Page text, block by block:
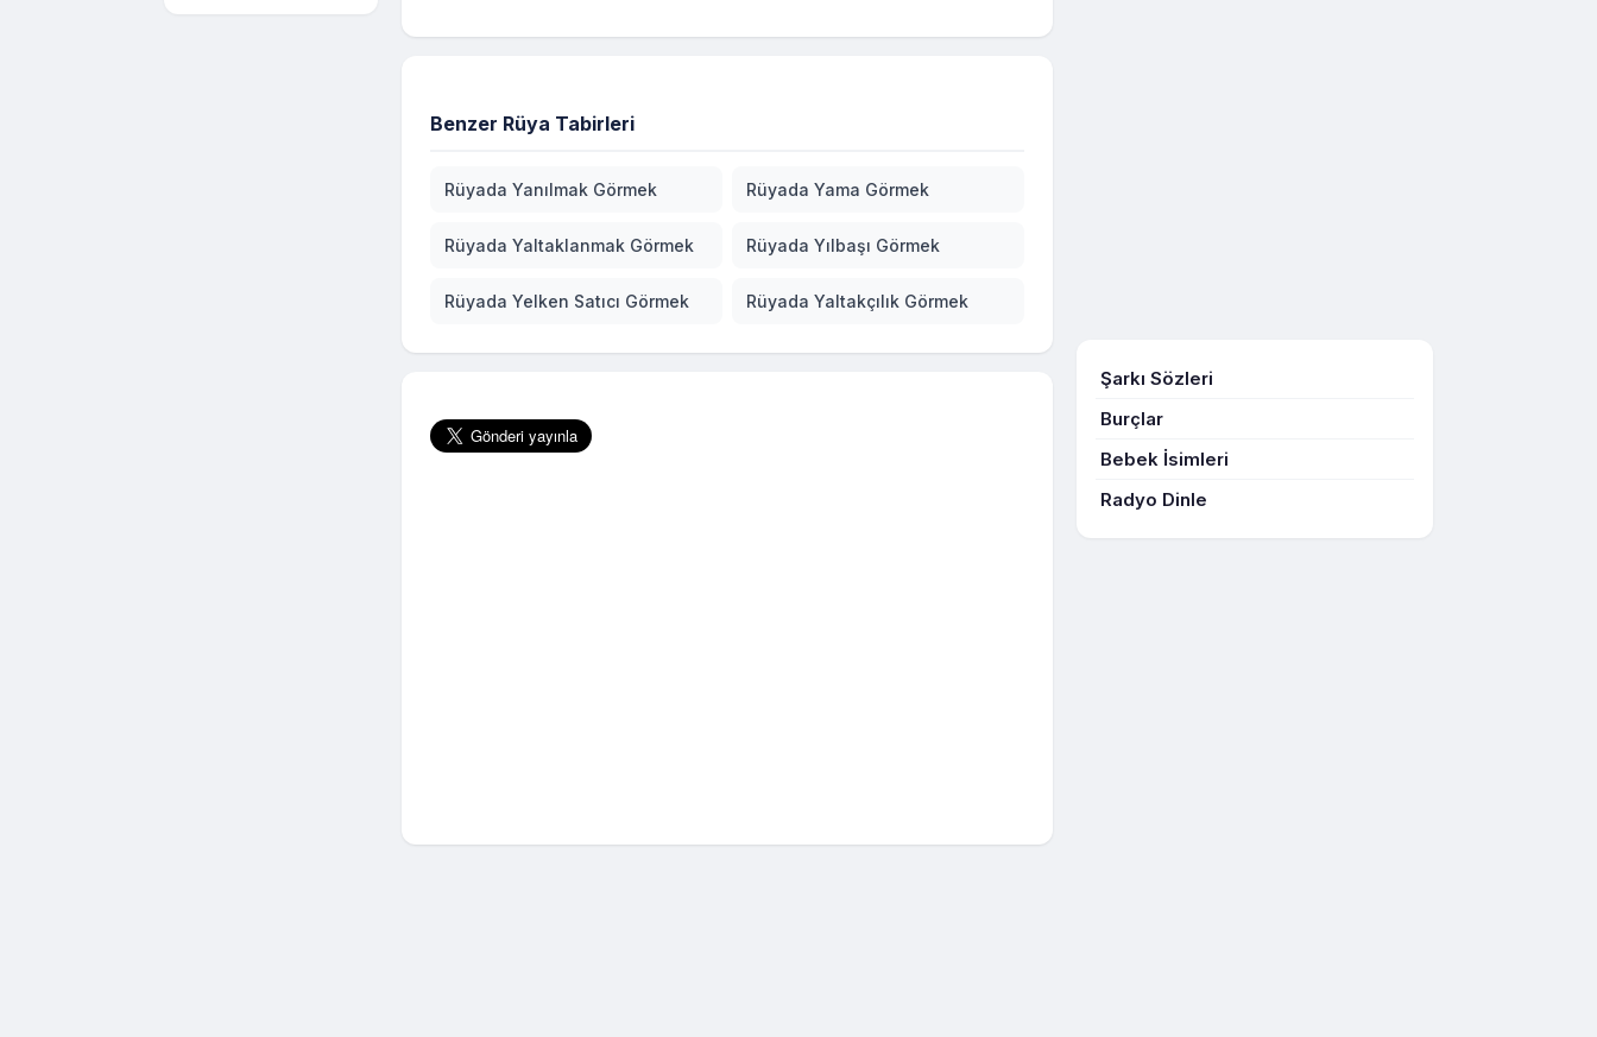
Benzer Rüya Tabirleri
Rüyada Yanılmak Görmek Rüyada Yama Görmek
Rüyada Yaltaklanmak Görmek Rüyada Yılbaşı Görmek
Rüyada Yelken Satıcı Görmek Rüyada Yaltakçılık Görmek
Şarkı Sözleri
Burçlar
Bebek İsimleri
Radyo Dinle